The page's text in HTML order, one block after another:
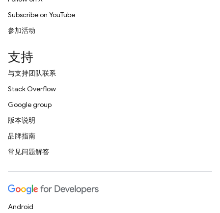
Subscribe on YouTube
参加活动
支持
与支持团队联系
Stack Overflow
Google group
版本说明
品牌指南
常见问题解答
Android